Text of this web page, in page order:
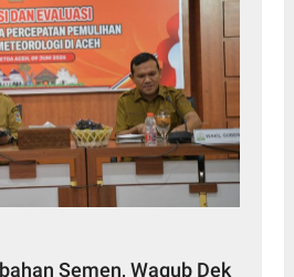
Semen, Wagub Dek